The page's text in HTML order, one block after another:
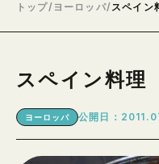
トップ/ ヨーロッパ/スペイン
スペイン料理
ヨーロッパ 公開日：